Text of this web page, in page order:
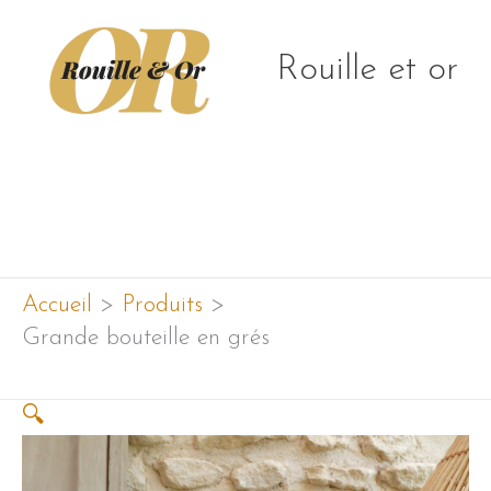
contenu
Rouille et or
principal
Accueil
Produits
Grande bouteille en grés
🔍